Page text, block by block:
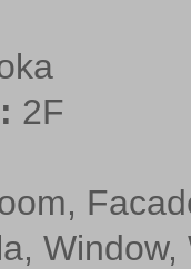
2F
,
, Window,